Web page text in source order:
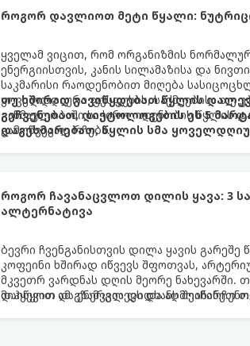
როგორ დავლიოთ მეტი წყალი:
ყველამ ვიცით, რომ ორგანიზმის
ენერგიისთვის, კანის სილამაზისა და
საკმარისი რაოდენობით მიღება
ყოველდღიური ფუსფუსის, საქმეებისა თუ
განმავლობაში საჭირო ოდენობის წყლის
გამოწვევად რჩება.
თუ ხშირად გავიწყდებათ წყლის
გეჩვენებათ, დიეტოლოგების ეს 5
დაგეხმარებათ, წყლის სმა
როგორ ჩავანაცვლოთ დილის ყავა: 3
ალტერნატივა
ბევრი ჩვენგანისთვის დილა ყავის
კოფეინი ხშირად იწვევს შფოთვას,
მკვეთრ ვარდნას დღის მეორე
დაიწყოთ და ენერგია დიდხანს
მიჰყევით ამ გზამკვლევს და აღმოაჩინეთ